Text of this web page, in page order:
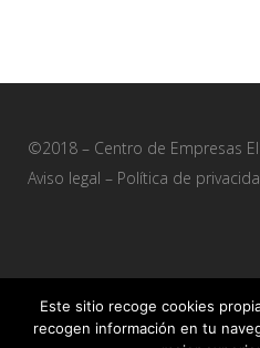
©2018 – Centro de Empresas
Aviso legal – Política de
Este sitio recoge cookies
recogen información en tu